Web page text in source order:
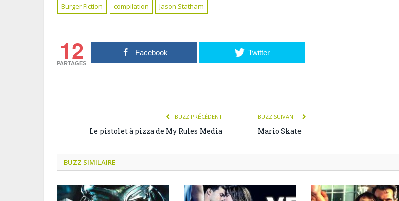
Burger Fiction compilation Jason Statham
12
PARTAGES
Facebook Twitter
BUZZ PRÉCÉDENT
Le pistolet à pizza de My Rules Media
BUZZ SUIVANT
Mario Skate
BUZZ SIMILAIRE